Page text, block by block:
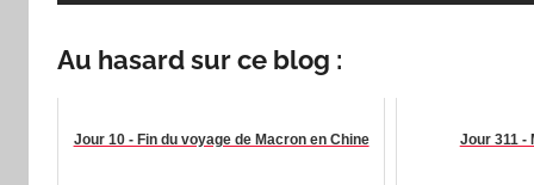
Au hasard sur ce blog :
Jour 10 - Fin du voyage de Macron en Chine Jour 311 -